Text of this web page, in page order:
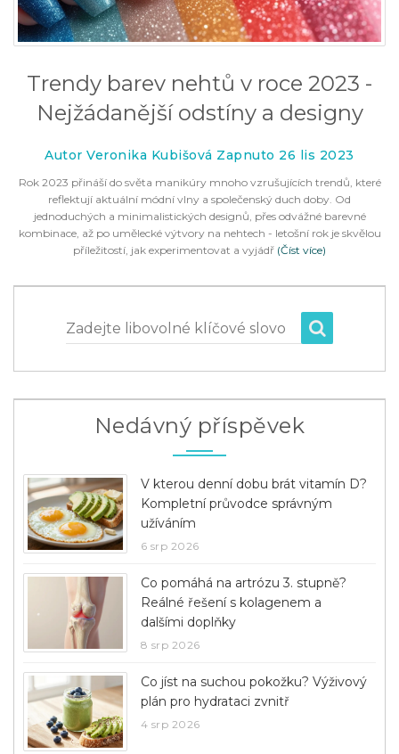
Trendy barev nehtů v roce 2023 -
Nejžádanější odstíny a designy
Autor Veronika Kubišová Zapnuto 26 lis 2023
Rok 2023 přináší do světa manikúry mnoho vzrušujících trendů, které
reflektují aktuální módní vlny a společenský duch doby. Od
jednoduchých a minimalistických designů, přes odvážné barevné
kombinace, až po umělecké výtvory na nehtech - letošní rok je skvělou
příležitostí, jak experimentovat a vyjádř (Číst více)
Zadejte libovolné klíčové slovo
Nedávný příspěvek
V kterou denní dobu brát vitamín D?
Kompletní průvodce správným
užíváním
6 srp 2026
Co pomáhá na artrózu 3. stupně?
Reálné řešení s kolagenem a
dalšími doplňky
8 srp 2026
Co jíst na suchou pokožku? Výživový
plán pro hydrataci zvnitř
4 srp 2026